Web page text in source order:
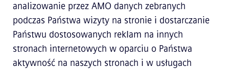
analizowanie przez AMO danych zebranych
podczas Państwa wizyty na stronie i dostarczanie
Państwu dostosowanych reklam na innych
stronach internetowych w oparciu o Państwa
aktywność na naszych stronach i w usługach